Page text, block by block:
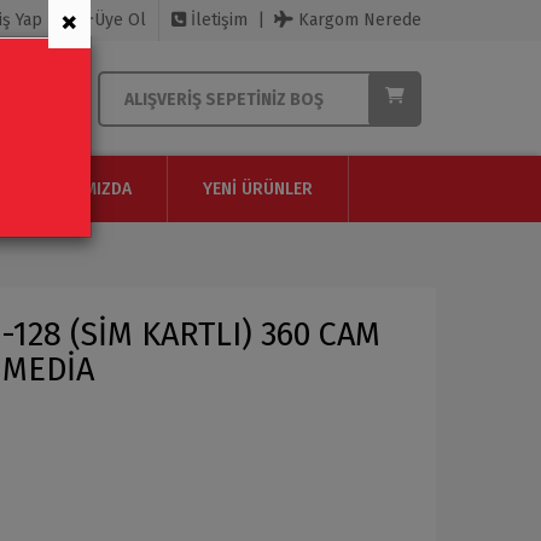
Yap Üye Ol İletişim Kargom Nerede
ALIŞVERIŞ SEPETINIZ BOŞ
HAKKIMIZDA YENI ÜRÜNLER
128 (SİM KARTLI) 360 CAM
×